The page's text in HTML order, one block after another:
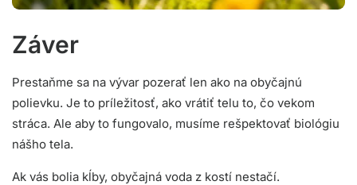
Záver
Prestaňme sa na vývar pozerať len ako na obyčajnú
polievku. Je to príležitosť, ako vrátiť telu to, čo vekom
stráca. Ale aby to fungovalo, musíme rešpektovať biológiu
nášho tela.
Ak vás bolia kĺby, obyčajná voda z kostí nestačí.